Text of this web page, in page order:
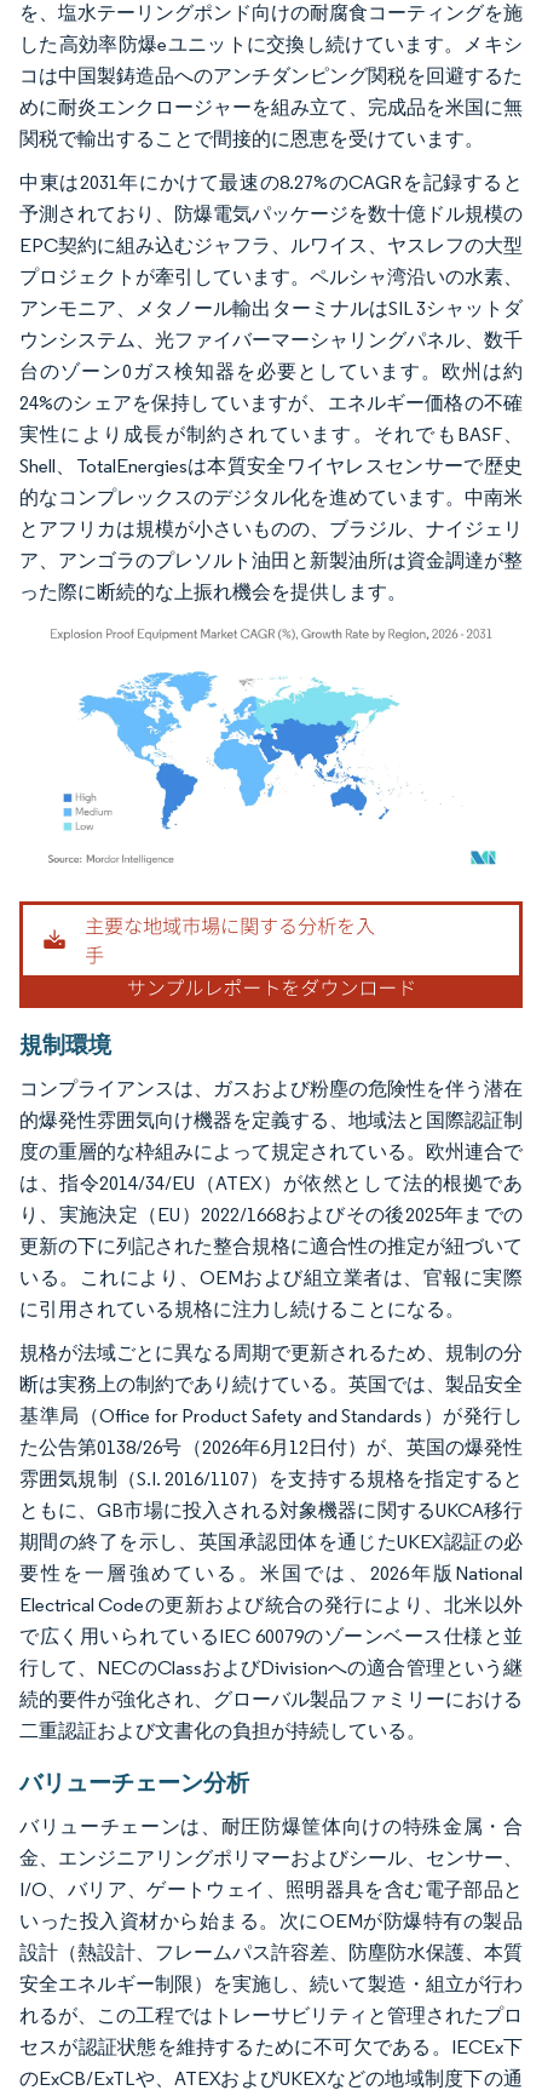
を、塩水テーリングポンド向けの耐腐食コーティングを施
した高効率防爆eユニットに交換し続けています。メキシ
コは中国製鋳造品へのアンチダンピング関税を回避するた
めに耐炎エンクロージャーを組み立て、完成品を米国に無
関税で輸出することで間接的に恩恵を受けています。
中東は2031年にかけて最速の8.27%のCAGRを記録すると
予測されており、防爆電気パッケージを数十億ドル規模の
EPC契約に組み込むジャフラ、ルワイス、ヤスレフの大型
プロジェクトが牽引しています。ペルシャ湾沿いの水素、
アンモニア、メタノール輸出ターミナルはSIL 3シャットダ
ウンシステム、光ファイバーマーシャリングパネル、数千
台のゾーン0ガス検知器を必要としています。欧州は約
24%のシェアを保持していますが、エネルギー価格の不確
実性により成長が制約されています。それでもBASF、
Shell、TotalEnergiesは本質安全ワイヤレスセンサーで歴史
的なコンプレックスのデジタル化を進めています。中南米
とアフリカは規模が小さいものの、ブラジル、ナイジェリ
ア、アンゴラのプレソルト油田と新製油所は資金調達が整
った際に断続的な上振れ機会を提供します。
画像 © Mordor Intelligence。再利用にはCC BY 4.0の表示が必要です。
規制環境
コンプライアンスは、ガスおよび粉塵の危険性を伴う潜在
的爆発性雰囲気向け機器を定義する、地域法と国際認証制
度の重層的な枠組みによって規定されている。欧州連合で
は、指令2014/34/EU（ATEX）が依然として法的根拠であ
り、実施決定（EU）2022/1668およびその後2025年までの
更新の下に列記された整合規格に適合性の推定が紐づいて
いる。これにより、OEMおよび組立業者は、官報に実際
に引用されている規格に注力し続けることになる。
規格が法域ごとに異なる周期で更新されるため、規制の分
断は実務上の制約であり続けている。英国では、製品安全
基準局（Office for Product Safety and Standards）が発行し
た公告第0138/26号（2026年6月12日付）が、英国の爆発性
雰囲気規制（S.I. 2016/1107）を支持する規格を指定すると
ともに、GB市場に投入される対象機器に関するUKCA移行
期間の終了を示し、英国承認団体を通じたUKEX認証の必
要性を一層強めている。米国では、2026年版National
Electrical Codeの更新および統合の発行により、北米以外
で広く用いられているIEC 60079のゾーンベース仕様と並
行して、NECのClassおよびDivisionへの適合管理という継
続的要件が強化され、グローバル製品ファミリーにおける
二重認証および文書化の負担が持続している。
バリューチェーン分析
バリューチェーンは、耐圧防爆筐体向けの特殊金属・合
金、エンジニアリングポリマーおよびシール、センサー、
I/O、バリア、ゲートウェイ、照明器具を含む電子部品と
いった投入資材から始まる。次にOEMが防爆特有の製品
設計（熱設計、フレームパス許容差、防塵防水保護、本質
安全エネルギー制限）を実施し、続いて製造・組立が行わ
れるが、この工程ではトレーサビリティと管理されたプロ
セスが認証状態を維持するために不可欠である。IECEx下
のExCB/ExTLや、ATEXおよびUKEXなどの地域制度下の通